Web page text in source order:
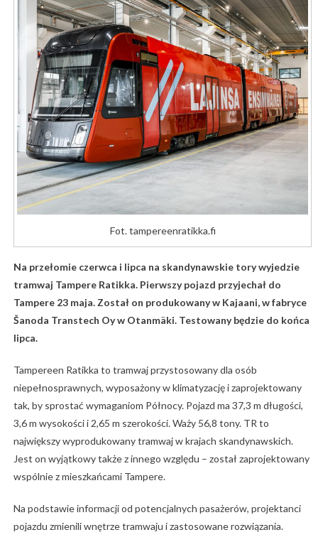
Fot. tampereenratikka.fi
Na przełomie czerwca i lipca na skandynawskie tory wyjedzie
tramwaj Tampere Ratikka. Pierwszy pojazd przyjechał do
Tampere 23 maja. Został on produkowany w Kajaani, w fabryce
Šanoda Transtech Oy w Otanmäki. Testowany będzie do końca
lipca.
Tampereen Ratikka to tramwaj przystosowany dla osób
niepełnosprawnych, wyposażony w klimatyzację i zaprojektowany
tak, by sprostać wymaganiom Północy. Pojazd ma 37,3 m długości,
3,6 m wysokości i 2,65 m szerokości. Waży 56,8 tony. TR to
największy wyprodukowany tramwaj w krajach skandynawskich.
Jest on wyjątkowy także z innego względu – został zaprojektowany
wspólnie z mieszkańcami Tampere.
Na podstawie informacji od potencjalnych pasażerów, projektanci
pojazdu zmienili wnętrze tramwaju i zastosowane rozwiązania.